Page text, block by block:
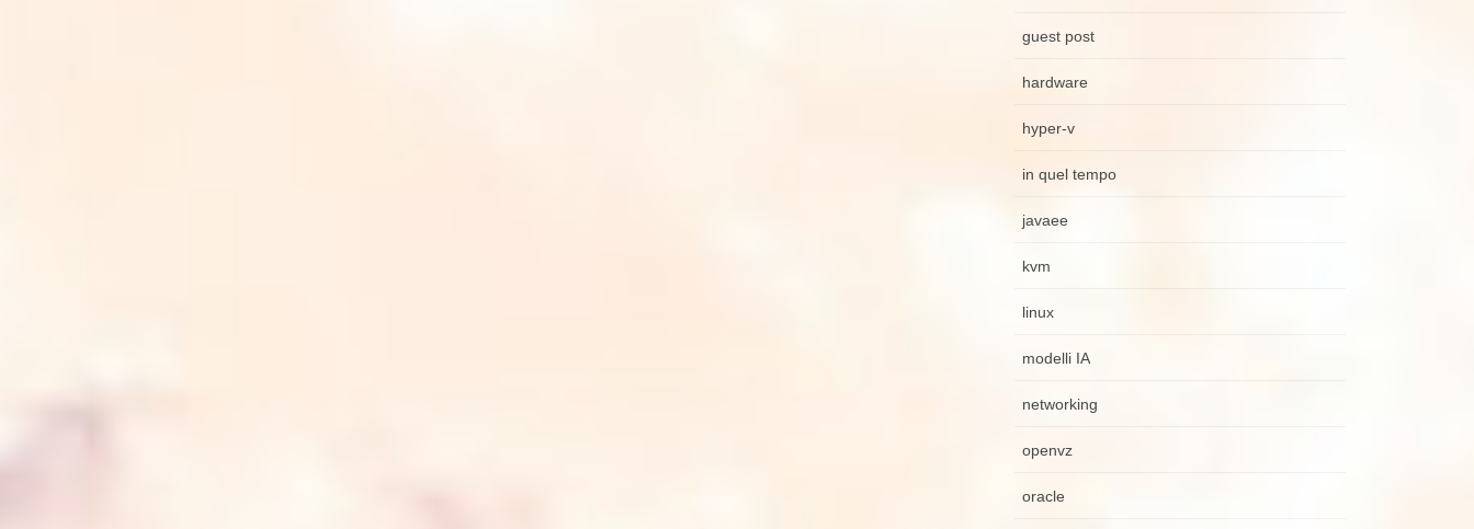
guest post
hardware
hyper-v
in quel tempo
javaee
kvm
linux
modelli IA
networking
openvz
oracle